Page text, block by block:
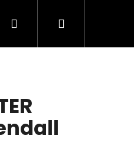
AKRYL A AKRYGEL
PřihlášeníNákupní